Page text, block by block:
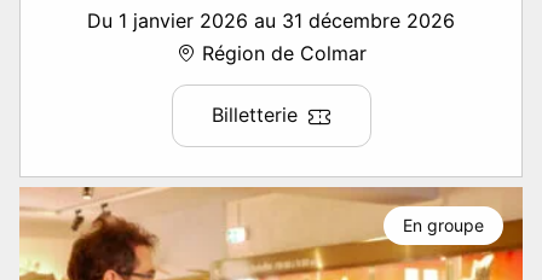
Du 1 janvier 2026 au 31 décembre 2026
Région de Colmar
Billetterie
En groupe